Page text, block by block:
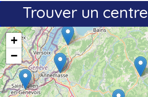
Trouver un centre
+
−